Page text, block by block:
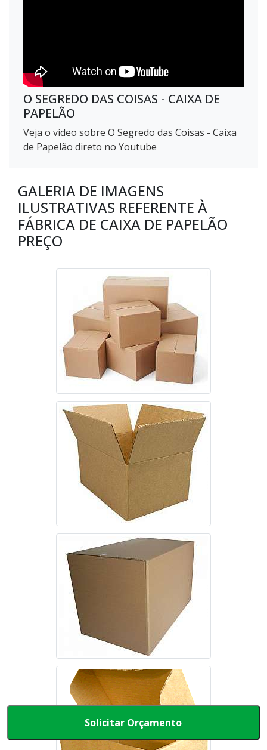
Solicitar Orçamento
O SEGREDO DAS COISAS - CAIXA DE
PAPELÃO
Veja o vídeo sobre O Segredo das Coisas - Caixa
de Papelão direto no Youtube
GALERIA DE IMAGENS
ILUSTRATIVAS REFERENTE À
FÁBRICA DE CAIXA DE PAPELÃO
PREÇO